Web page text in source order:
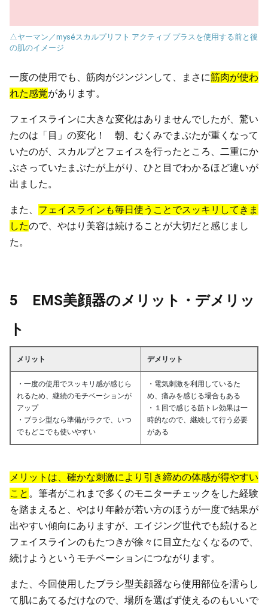
△ヤーマン／myséスカルプリフト アクティブ プラスを使用する前と後
の肌のイメージ
一度の使用でも、筋肉がジンジンして、まさに筋肉が使わ
れた感覚があります。
フェイスラインに大きな変化はありませんでしたが、驚い
たのは「目」の変化！ 朝、むくみでまぶたが重くなって
いたのが、スカルプとフェイスを行ったところ、二重にか
ぶさっていたまぶたが上がり、ひと目でわかるほど違いが
出ました。
また、 フェイスラインも毎日使うことでスッキリしてきま
したので、やはり美容は続けることが大切だと感じまし
た。
5 EMS美顔器のメリット・デメリッ
ト
メリット デメリット
・一度の使用でスッキリ感が感じら
れるため、継続のモチベーションが
アップ
・ブラシ型なら準備がラクで、いつ
でもどこでも使いやすい
・電気刺激を利用しているた
め、痛みを感じる場合もある
・１回で感じる筋トレ効果は一
時的なので、継続して行う必要
がある
メリットは、確かな刺激により引き締めの体感が得やすい
こと 。筆者がこれまで多くのモニターチェックをした経験
を踏まえると、やはり年齢が若い方のほうが一度で結果が
出やすい傾向にありますが、エイジング世代でも続けると
フェイスラインのもたつきが徐々に目立たなくなるので、
続けようというモチベーションにつながります。
また、今回使用したブラシ型美顔器なら使用部位を濡らし
て肌にあてるだけなので、場所を選ばず使えるのもいいで